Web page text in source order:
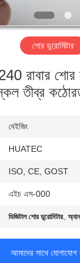
শোর ডুরোমিটার
রাবার শোর
তীব্র
বেইজিং
HUATEC
ISO, CE, GOST
এইচ এস-000
ডিজিটাল শোর ডুরোমিটার,
আমাদের সাথে